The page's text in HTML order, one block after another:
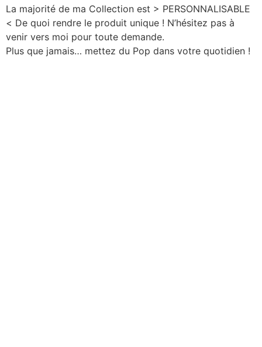
La majorité de ma Collection est > PERSONNALISABLE
< De quoi rendre le produit unique ! N’hésitez pas à
venir vers moi pour toute demande.
Plus que jamais… mettez du Pop dans votre quotidien !